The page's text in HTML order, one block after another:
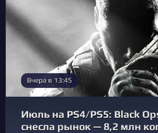
Вчера в 13:45
Июль на PS4/PS5: Black
снесла рынок — 8,2 млн